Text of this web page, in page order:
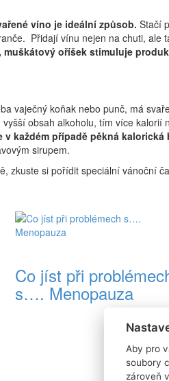
víno je ideální způsob. Stačí
Přidají vínu nejen na chuti, ale
oříšek stimuluje
vaječný koňak nebo punč, má
obsah alkoholu, tím více kalorií
každém případě pěkná
sirupem.
zkuste si pořídit speciální vánoční
Co jíst při
s…. Menopauza
Aby pro
soubory
zároveň